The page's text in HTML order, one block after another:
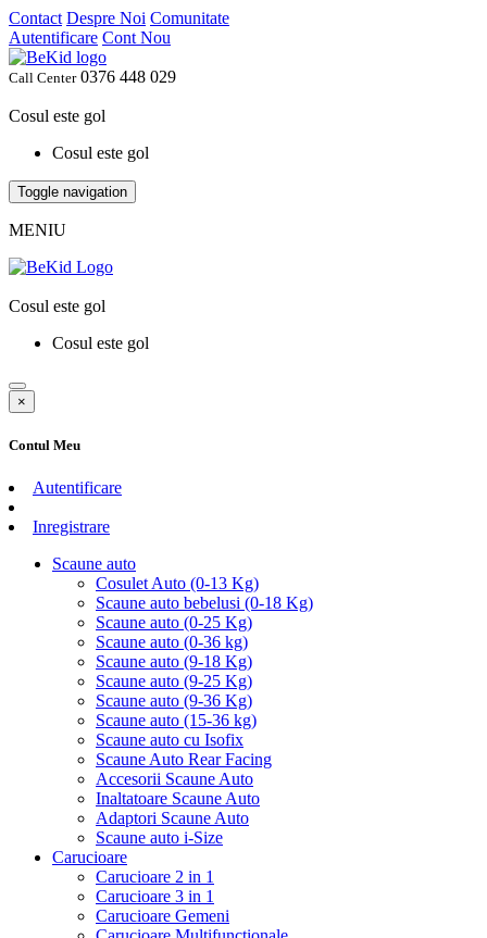
Contact Despre Noi Comunitate
Autentificare Cont Nou
Call Center0376 448 029
Cosul este gol
Cosul este gol
Toggle navigation
MENIU
Cosul este gol
Cosul este gol
×
Contul Meu
Autentificare
Inregistrare
Scaune auto
Cosulet Auto (0-13 Kg)
Scaune auto bebelusi (0-18 Kg)
Scaune auto (0-25 Kg)
Scaune auto (0-36 kg)
Scaune auto (9-18 Kg)
Scaune auto (9-25 Kg)
Scaune auto (9-36 Kg)
Scaune auto (15-36 kg)
Scaune auto cu Isofix
Scaune Auto Rear Facing
Accesorii Scaune Auto
Inaltatoare Scaune Auto
Adaptori Scaune Auto
Scaune auto i-Size
Carucioare
Carucioare 2 in 1
Carucioare 3 in 1
Carucioare Gemeni